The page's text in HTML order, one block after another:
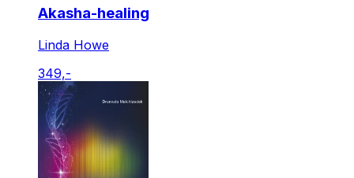
Akasha-healing
Linda Howe
349,-